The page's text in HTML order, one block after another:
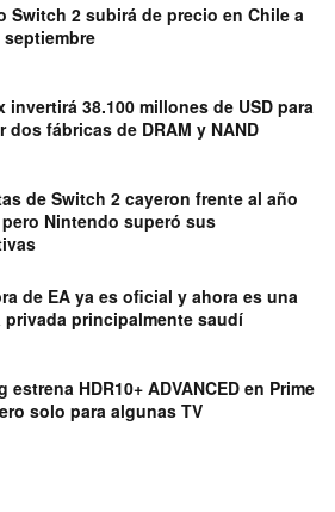
Switch 2 subirá de precio en Chile a
invertirá 38.100 millones de USD para
dos fábricas de DRAM y NAND
de Switch 2 cayeron frente al año
Nintendo superó sus
de EA ya es oficial y ahora es una
privada principalmente saudí
estrena HDR10+ ADVANCED en Prime
solo para algunas TV